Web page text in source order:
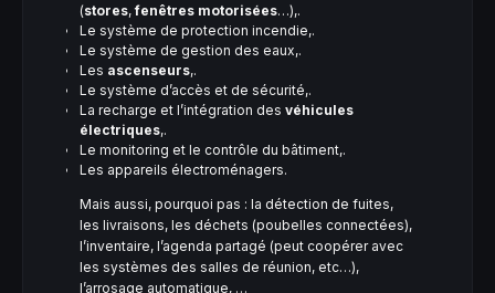
(stores,fenêtres motorisées…),.
Le système de protection incendie,.
Le système de gestion des eaux,.
Les ascenseurs,.
Le système d’accès et de sécurité,.
La recharge et l’intégration des véhicules
électriques,.
Le monitoring et le contrôle du bâtiment,.
Les appareils électroménagers.
Mais aussi, pourquoi pas : la détection de fuites,
les livraisons, les déchets (poubelles connectées),
l’inventaire, l’agenda partagé (peut coopérer avec
les systèmes des salles de réunion, etc…),
l’arrosage automatique, …